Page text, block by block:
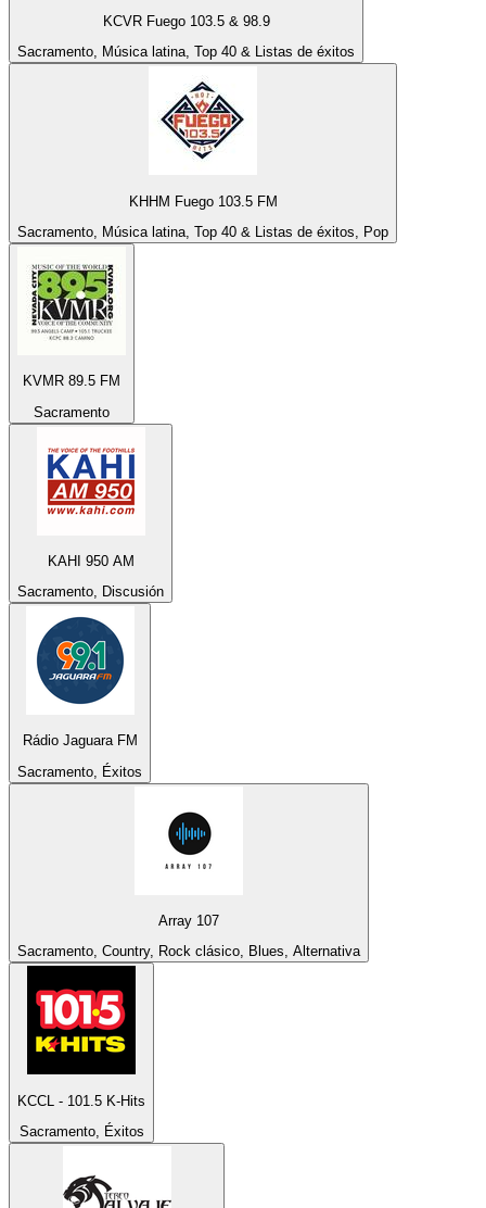
KCVR Fuego 103.5 & 98.9
Sacramento, Música latina, Top 40 & Listas de éxitos
KHHM Fuego 103.5 FM
Sacramento, Música latina, Top 40 & Listas de éxitos, Pop
KVMR 89.5 FM
Sacramento
KAHI 950 AM
Sacramento, Discusión
Rádio Jaguara FM
Sacramento, Éxitos
Array 107
Sacramento, Country, Rock clásico, Blues, Alternativa
KCCL - 101.5 K-Hits
Sacramento, Éxitos